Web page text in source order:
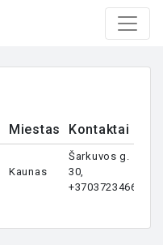
Miestas Kontaktai
Kaunas
Šarkuvos g.
30,
+37037234660